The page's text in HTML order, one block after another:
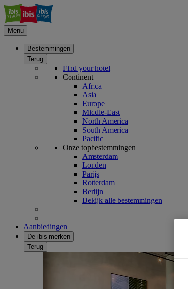
Menu
Bestemmingen
Terug
Find your hotel
Continent
Africa
Asia
Europe
Middle-East
North America
South America
Pacific
Onze topbestemmingen
Amsterdam
Londen
Parijs
Rotterdam
Berlijn
Bekijk alle bestemmingen
Aanbiedingen
De ibis merken
Terug